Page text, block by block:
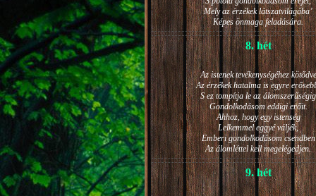
Mely az érzékek látszatvilágába’
Képes önmaga feladására.
8. hét
Az istenek tevékenységéhez kötődve
Az érzékek hatalma is egyre
S ez tompítja le az álomszerűségig
Gondolkodásom eddigi erőit.
Ahhoz, hogy egy istenség
Lelkemmel eggyé váljék,
Emberi gondolkodásom csendben
Az álomléttel kell megelégedjen.
9. hét